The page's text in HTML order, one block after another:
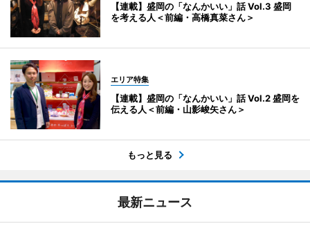
【連載】盛岡の「なんかいい」話 Vol.3 盛岡
を考える人＜前編・高橋真菜さん＞
エリア特集
【連載】盛岡の「なんかいい」話 Vol.2 盛岡を
伝える人＜前編・山影峻矢さん＞
もっと見る
最新ニュース